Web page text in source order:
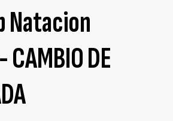
Natacion
CAMBIO DE